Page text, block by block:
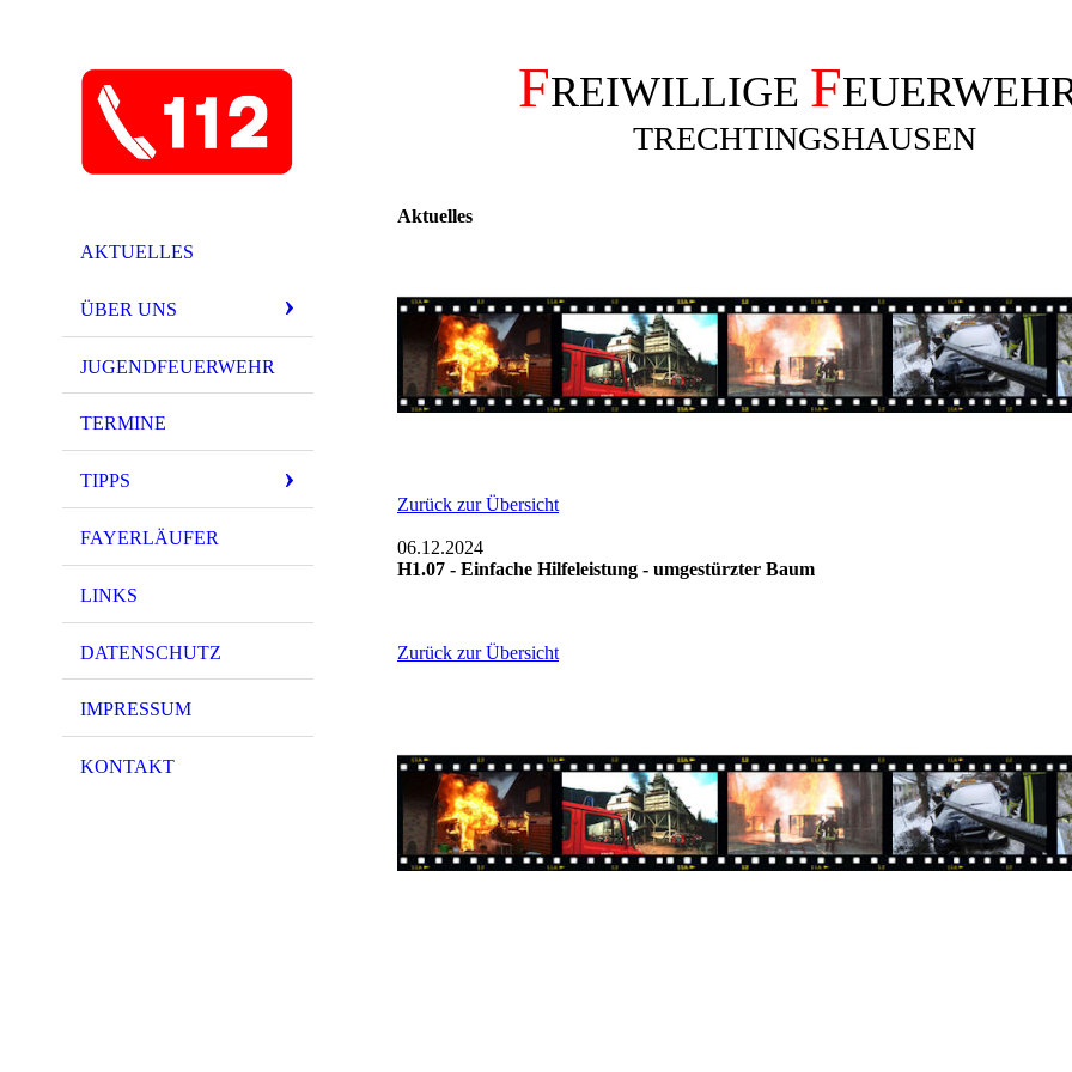
AKTUELLES
ÜBER UNS
JUGENDFEUERWEHR
TERMINE
TIPPS
FAYERLÄUFER
LINKS
DATENSCHUTZ
IMPRESSUM
KONTAKT
FREIWILLIGE F
TRECHTINGSHAUSEN
Aktuelles
Zurück zur Übersicht
06.12.2024
H1.07 - Einfache Hilfeleistung - umgestürzter Baum
Zurück zur Übersicht